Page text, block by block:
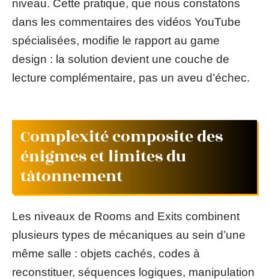
niveau. Cette pratique, que nous constatons
dans les commentaires des vidéos YouTube
spécialisées, modifie le rapport au game
design : la solution devient une couche de
lecture complémentaire, pas un aveu d’échec.
Complexité composite des
énigmes et limites du
tâtonnement
Les niveaux de Rooms and Exits combinent
plusieurs types de mécaniques au sein d’une
même salle : objets cachés, codes à
reconstituer, séquences logiques, manipulation